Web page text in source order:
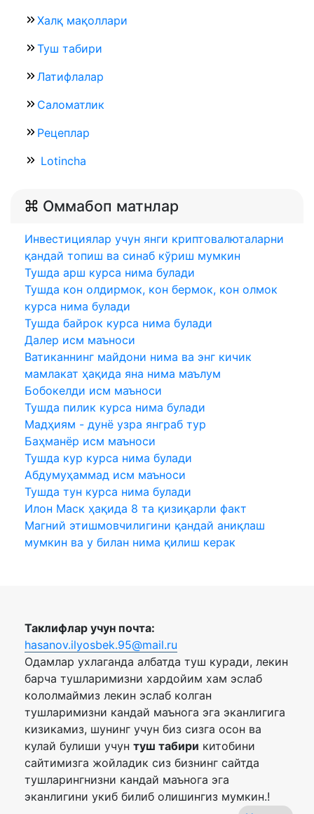
Халқ мақоллари
Туш табири
Латифлалар
Саломатлик
Рецеплар
Lotincha
Оммабоп матнлар
Инвестициялар учун янги криптовалюталарни
қандай топиш ва синаб кўриш мумкин
Тушда арш курса нима булади
Тушда кон олдирмок, кон бермок, кон олмок
курса нима булади
Тушда байрок курса нима булади
Далер исм маъноси
Ватиканнинг майдони нима ва энг кичик
мамлакат ҳақида яна нима маълум
Бобокелди исм маъноси
Тушда пилик курса нима булади
Мадҳиям - дунё узра янграб тур
Баҳманёр исм маъноси
Тушда кур курса нима булади
Абдумуҳаммад исм маъноси
Тушда тун курса нима булади
Илон Маск ҳақида 8 та қизиқарли факт
Магний этишмовчилигини қандай аниқлаш
мумкин ва у билан нима қилиш керак
Таклифлар учун почта:
hasanov.ilyosbek.95@mail.ru
Одамлар ухлаганда албатда туш куради, лекин
барча тушларимизни хардойим хам эслаб
кололмаймиз лекин эслаб колган
тушларимизни кандай маънога эга эканлигига
кизикамиз, шунинг учун биз сизга осон ва
кулай булиши учун туш табири китобини
сайтимизга жойладик сиз бизнинг сайтда
тушларингнизни кандай маънога эга
эканлигини укиб билиб олишингиз мумкин.!